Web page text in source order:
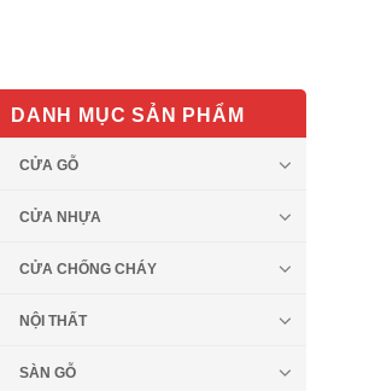
DANH MỤC SẢN PHẨM
CỬA GỖ
CỬA NHỰA
CỬA CHỐNG CHÁY
NỘI THẤT
SÀN GỖ